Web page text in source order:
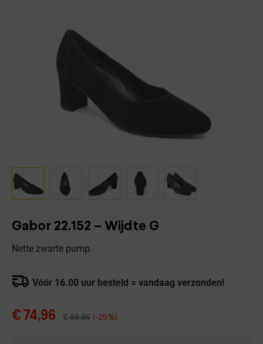
Gabor 22.152 – Wijdte G
Nette zwarte pump.
Vóór 16.00 uur besteld = vandaag verzonden!
€ 74,96 €99,95 (-25%)